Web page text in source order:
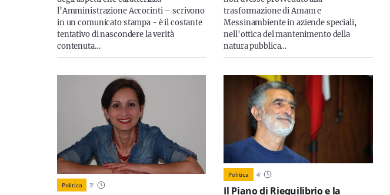
l’Amministrazione Accorinti – scrivono
in un comunicato stampa - è il costante
tentativo di nascondere la verità
contenuta…
trasformazione di Amam e
Messinambiente in aziende speciali,
nell'ottica del mantenimento della
natura pubblica…
Politica 3'
Politica 4'
Il Piano di Riequilibrio e la